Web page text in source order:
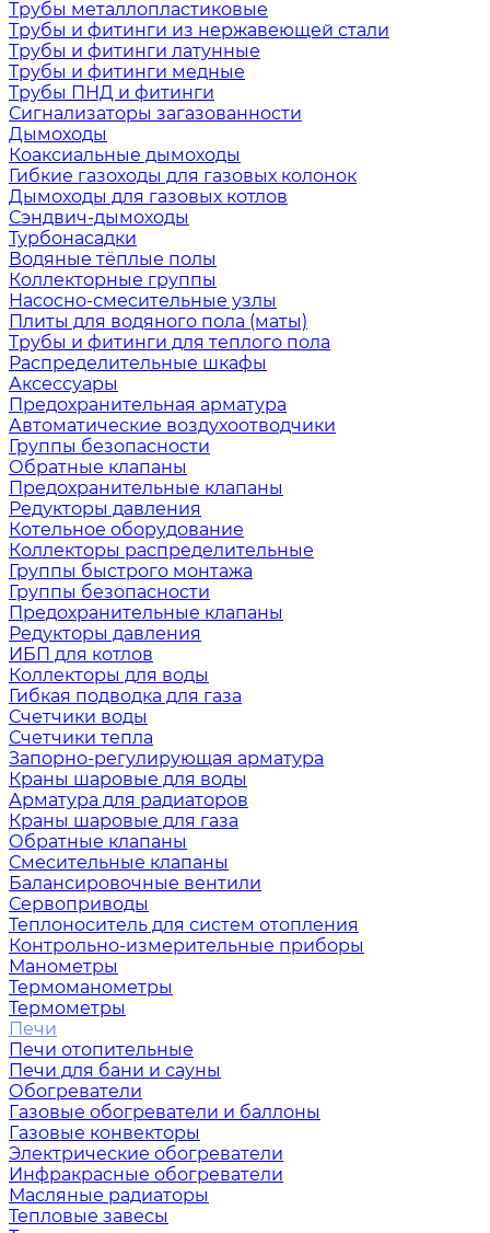
Трубы металлопластиковые
Трубы и фитинги из нержавеющей стали
Трубы и фитинги латунные
Трубы и фитинги медные
Трубы ПНД и фитинги
Сигнализаторы загазованности
Дымоходы
Коаксиальные дымоходы
Гибкие газоходы для газовых колонок
Дымоходы для газовых котлов
Сэндвич-дымоходы
Турбонасадки
Водяные тёплые полы
Коллекторные группы
Насосно-смесительные узлы
Плиты для водяного пола (маты)
Трубы и фитинги для теплого пола
Распределительные шкафы
Аксессуары
Предохранительная арматура
Автоматические воздухоотводчики
Группы безопасности
Обратные клапаны
Предохранительные клапаны
Редукторы давления
Котельное оборудование
Коллекторы распределительные
Группы быстрого монтажа
Группы безопасности
Предохранительные клапаны
Редукторы давления
ИБП для котлов
Коллекторы для воды
Гибкая подводка для газа
Счетчики воды
Счетчики тепла
Запорно-регулирующая арматура
Краны шаровые для воды
Арматура для радиаторов
Краны шаровые для газа
Обратные клапаны
Смесительные клапаны
Балансировочные вентили
Сервоприводы
Теплоноситель для систем отопления
Контрольно-измерительные приборы
Манометры
Термоманометры
Термометры
Печи
Печи отопительные
Печи для бани и сауны
Обогреватели
Газовые обогреватели и баллоны
Газовые конвекторы
Электрические обогреватели
Инфракрасные обогреватели
Масляные радиаторы
Тепловые завесы